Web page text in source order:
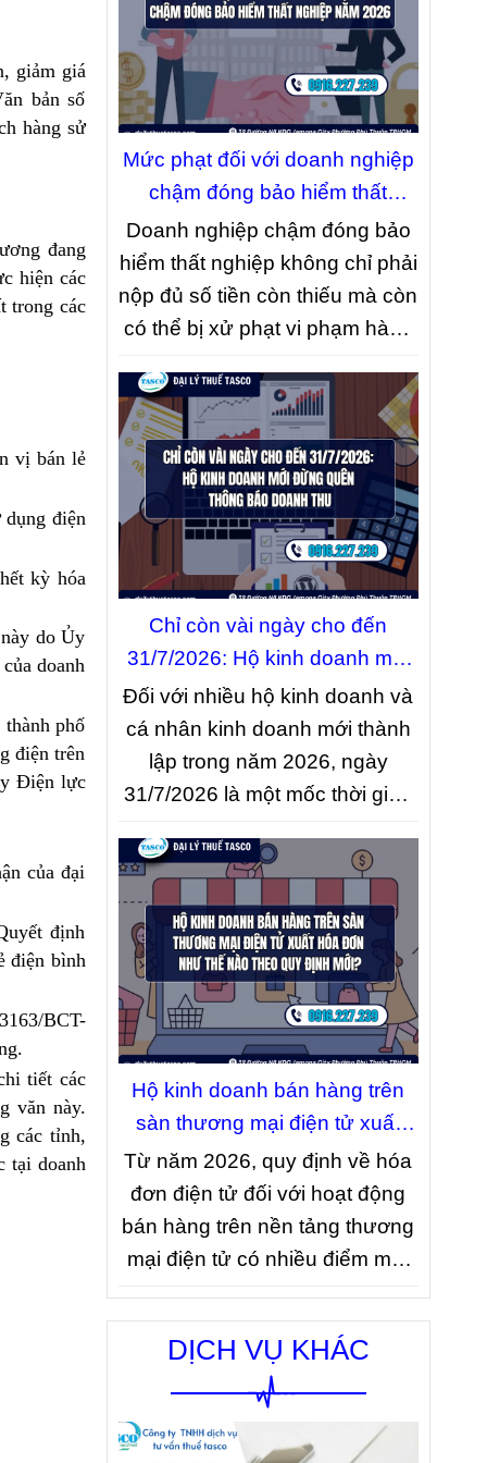
giảm giá
bản số
hàng sử
đang
hiện các
trong các
vị bán lẻ
điện
kỳ hóa
do Ủy
doanh
phố
điện trên
Điện lực
của đại
định
điện bình
3163/BCT-
tiết các
văn này.
các tỉnh,
tại doanh
quan đăng ký kinh doanh.
Mức phạt đối với doanh nghiệp
chậm đóng bảo hiểm thất
nghiệp năm 2026
Doanh nghiệp chậm đóng bảo
hiểm thất nghiệp không chỉ phải
nộp đủ số tiền còn thiếu mà còn
có thể bị xử phạt vi phạm hành
tiền tính theo số ngày chậm
đóng. Đây là một trong những
quy định mới được Chính phủ
ban hành tạiNghị định
283/2026/NĐ-CP, có hiệu lực từ
10/9/2026.
Chỉ còn vài ngày cho đến
31/7/2026: Hộ kinh doanh mới
đừng quên thông báo doanh
thu
Đối với nhiều hộ kinh doanh và
cá nhân kinh doanh mới thành
lập trong năm 2026, ngày
31/7/2026 là một mốc thời gian
Nếu bắt đầu hoạt động trong 06
tháng đầu năm 2026 và thuộc
diện có doanh thu thực tế từ 01
tỷ đồng trở xuống, người nộp
thuế phải hoàn thành việc
thông báo doanh thu phát sinh
với cơ quan thuế đúng thời hạn.
Đây là quy định nhằm giúp cơ
quan thuế xác định tình hình
kinh doanh thực tế và làm căn
cứ quản lý thuế theo quy định
hiện hành.
Hộ kinh doanh bán hàng trên
sàn thương mại điện tử xuất
hóa đơn như thế nào theo quy
định mới?
Từ năm 2026, quy định về hóa
đơn điện tử đối với hoạt động
bán hàng trên nền tảng thương
mại điện tử có nhiều điểm mới
đáng chú ý. Dưới đây là một số
quy định về xuất hóa đơn mà
hộ kinh doanh bán hàng trên
sàn thương mại điện tử cần lưu
DỊCH VỤ KHÁC